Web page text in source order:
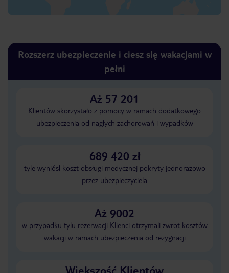
Rozszerz ubezpieczenie i ciesz się wakacjami w
pełni
Aż 57 201
Klientów skorzystało z pomocy w ramach dodatkowego
ubezpieczenia od nagłych zachorowań i wypadków
689 420 zł
tyle wyniósł koszt obsługi medycznej pokryty jednorazowo
przez ubezpieczyciela
Aż 9002
w przypadku tylu rezerwacji Klienci otrzymali zwrot kosztów
wakacji w ramach ubezpieczenia od rezygnacji
Większość Klientów